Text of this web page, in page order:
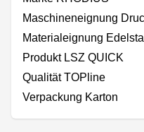
Maschineneignung
Materialeignung
Produkt LSZ QUICK
Qualität TOPline
Verpackung Karton